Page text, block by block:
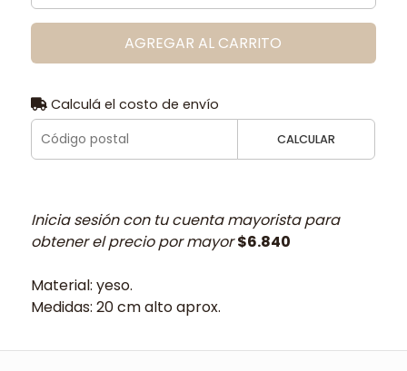
AGREGAR AL CARRITO
Calculá el costo de envío
CALCULAR
Inicia sesión con tu cuenta mayorista para
obtener el precio por mayor$6.840
Material: yeso.
Medidas: 20 cm alto aprox.